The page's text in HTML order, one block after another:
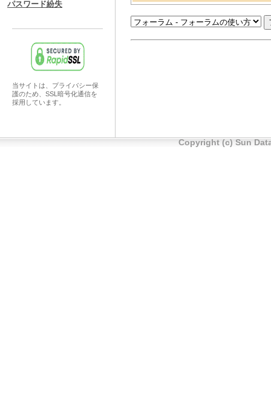
パスワード紛失
当サイトは、プライバシー保
護のため、SSL暗号化通信を
採用しています。
Copyright (c) Sun